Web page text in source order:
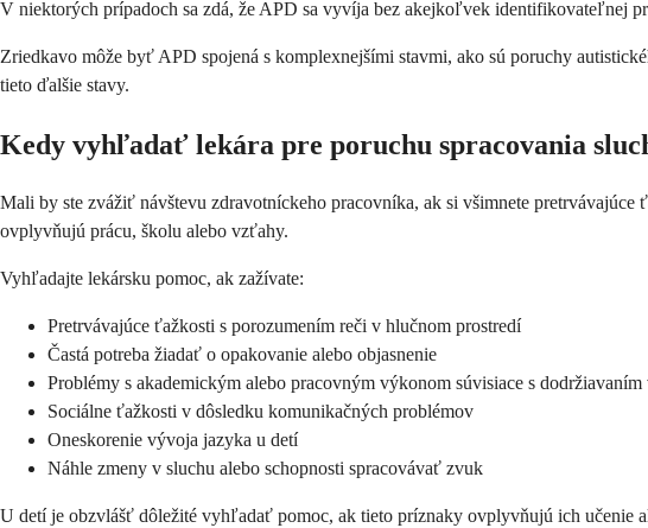
V niektorých prípadoch sa zdá, že APD sa vyvíja bez akejkoľvek identifikovateľnej
Zriedkavo môže byť APD spojená s komplexnejšími stavmi, ako sú poruchy
tieto ďalšie stavy.
Kedy vyhľadať lekára pre poruchu spracovania
Mali by ste zvážiť návštevu zdravotníckeho pracovníka, ak si všimnete
ovplyvňujú prácu, školu alebo vzťahy.
Vyhľadajte lekársku pomoc, ak zažívate:
Pretrvávajúce ťažkosti s porozumením reči v hlučnom prostredí
Častá potreba žiadať o opakovanie alebo objasnenie
Problémy s akademickým alebo pracovným výkonom súvisiace s
Sociálne ťažkosti v dôsledku komunikačných problémov
Oneskorenie vývoja jazyka u detí
Náhle zmeny v sluchu alebo schopnosti spracovávať zvuk
U detí je obzvlášť dôležité vyhľadať pomoc, ak tieto príznaky ovplyvňujú ich učenie